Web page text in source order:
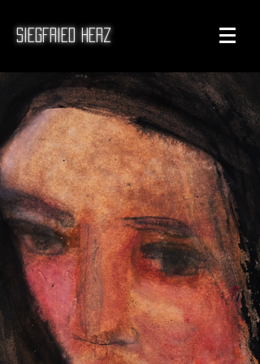
Siegfried Herz